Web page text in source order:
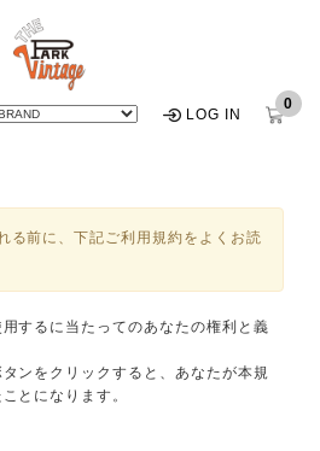
0
LOG IN
る前に、下記ご利用規約をよくお読
するに当たってのあなたの権利と義
タンをクリックすると、あなたが本規
とになります。